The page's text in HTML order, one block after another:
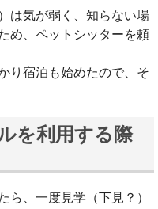
は気が弱く、知らない場
め、ペットシッターを頼
り宿泊も始めたので、そ
を利用する際
ら、一度見学（下見？）